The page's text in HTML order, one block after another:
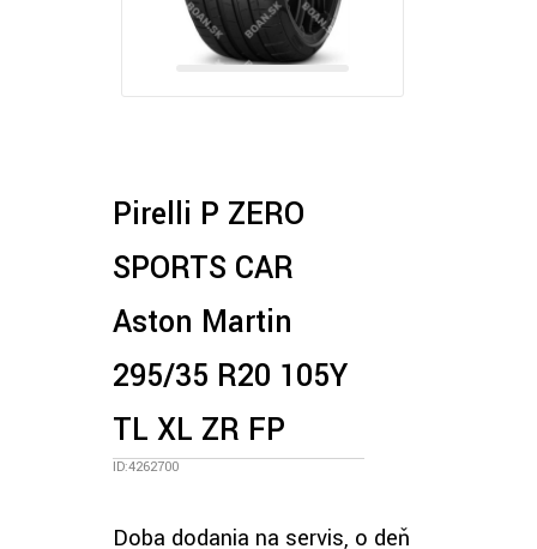
Pirelli P ZERO
SPORTS CAR
Aston Martin
295/35 R20 105Y
TL XL ZR FP
ID:4262700
Doba dodania na servis, o deň